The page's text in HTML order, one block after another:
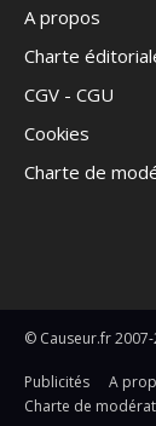
A propos
Charte
CGV - CGU
Cookies
Charte de
© Causeur.fr
Publicités A
Charte de